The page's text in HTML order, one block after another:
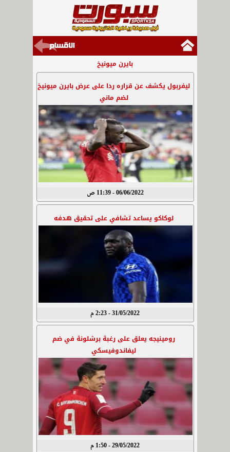
بايرن ميونيخ
ليفربول يكشف عن قراره ردا على عرض بايرن ميونيخ
لضم ماني
06/06/2022 - 11:39 ص
لوكاكو يساعد تشافي على تحقيق هدفه
31/05/2022 - 2:23 م
رومينيجه يعلق على رغبة برشلونة في ضم
ليفاندوفيسكي
29/05/2022 - 1:50 م